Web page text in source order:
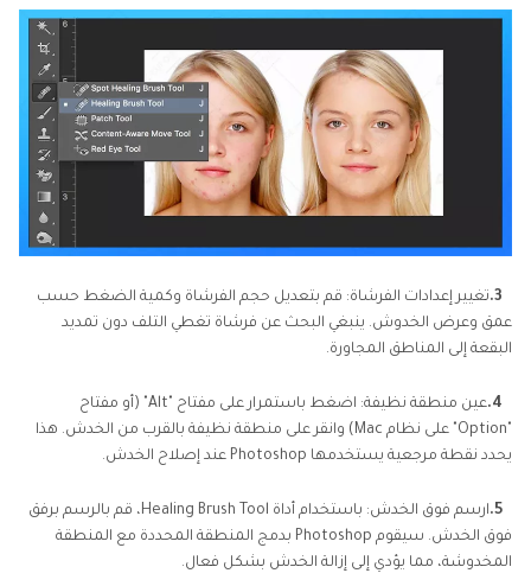
3. تغيير إعدادات الفرشاة: قم بتعديل حجم الفرشاة وكمية الضغط حسب
عمق وعرض الخدوش. ينبغي البحث عن فرشاة تغطي التلف دون تمديد
البقعة إلى المناطق المجاورة.
4.
عين منطقة نظيفة: اضغط باستمرار على مفتاح "Alt" (أو مفتاح
"Option" على نظام Mac) وانقر على منطقة نظيفة بالقرب من الخدش. هذا
يحدد نقطة مرجعية يستخدمها Photoshop عند إصلاح الخدش.
5.
ارسم فوق الخدش: باستخدام أداة Healing Brush Tool، قم بالرسم برفق
فوق الخدش. سيقوم Photoshop بدمج المنطقة المحددة مع المنطقة
المخدوشة، مما يؤدي إلى إزالة الخدش بشكل فعال.